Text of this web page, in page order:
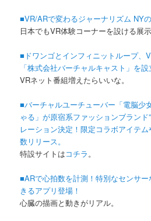
■VR/ARで変わるジャーナリズム NY
日本でもVR体験コーナーを設ける展
■ドワンゴとインフィニットループ、
「株式会社バーチャルキャスト」を設
VRネット番組増えたらいいな。
■バーチャルユーチューバー「電脳少
ゃる」が原宿系ファッションブランド
レーション決定！限定コラボアイテ
数リリース。
特設サイトはコチラ。
■ARで心拍数を計測！特別なセンサ
きるアプリ登場！
心臓の描画と動きがリアル。